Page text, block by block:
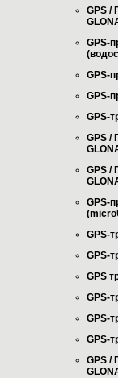
GPS /
GPS-
GPS-
GPS-
GPS-
GPS /
GPS /
GPS-
GPS-
GPS-
GPS
GPS-
GPS-
GPS-
GPS /